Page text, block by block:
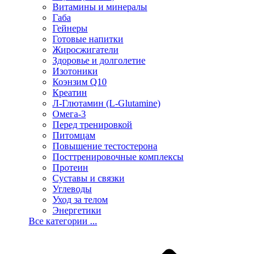
Витамины и минералы
Габа
Гейнеры
Готовые напитки
Жиросжигатели
Здоровье и долголетие
Изотоники
Коэнзим Q10
Креатин
Л-Глютамин (L-Glutamine)
Омега-3
Перед тренировкой
Питомцам
Повышение тестостерона
Посттренировочные комплексы
Протеин
Суставы и связки
Углеводы
Уход за телом
Энергетики
Все категории ...